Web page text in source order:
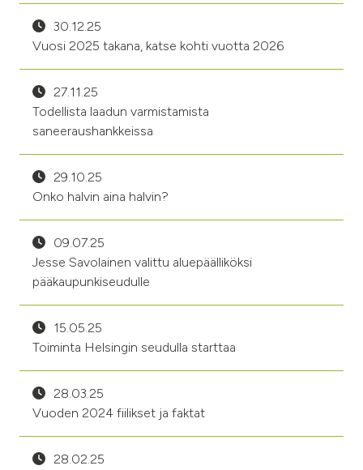
30.12.25
Vuosi 2025 takana, katse kohti vuotta 2026
27.11.25
Todellista laadun varmistamista
saneeraushankkeissa
29.10.25
Onko halvin aina halvin?
09.07.25
Jesse Savolainen valittu aluepäälliköksi
pääkaupunkiseudulle
15.05.25
Toiminta Helsingin seudulla starttaa
28.03.25
Vuoden 2024 fiilikset ja faktat
28.02.25